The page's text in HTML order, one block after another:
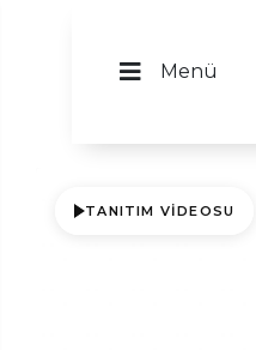
Menü
TANITIM VIDEOSU